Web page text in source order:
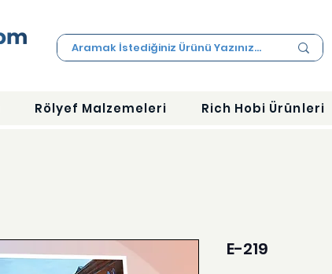
Rölyef Malzemeleri Rich Hobi Ürünleri
E-219